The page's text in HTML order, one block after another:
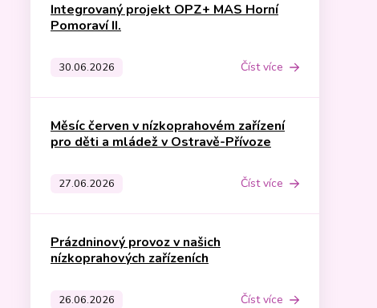
Integrovaný projekt OPZ+ MAS Horní
Pomoraví II.
30.06.2026 Číst více
Měsíc červen v nízkoprahovém zařízení
pro děti a mládež v Ostravě-Přívoze
27.06.2026 Číst více
Prázdninový provoz v našich
nízkoprahových zařízeních
26.06.2026 Číst více